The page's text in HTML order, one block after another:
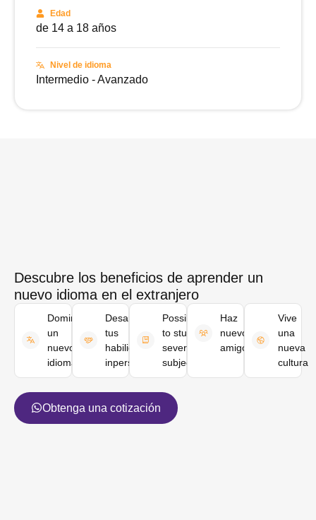
Edad
de 14 a 18 años
Nivel de idioma
Intermedio - Avanzado
Descubre los beneficios de aprender un
nuevo idioma en el extranjero
Dominar
un
nuevo
idioma
Desarrolla
tus
habilidades
inpersonales
Possibility
to study
several
subjects
Haz
nuevos
amigos
Vive
una
nueva
cultura
Obtenga una cotización